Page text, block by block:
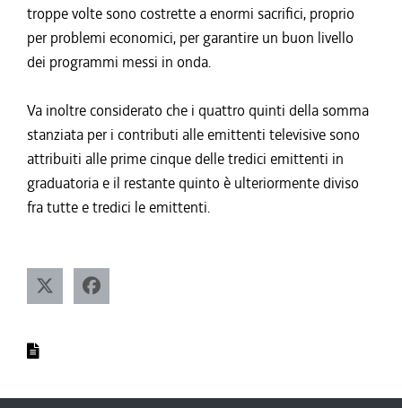
troppe volte sono costrette a enormi sacrifici, proprio
per problemi economici, per garantire un buon livello
dei programmi messi in onda.
Va inoltre considerato che i quattro quinti della somma
stanziata per i contributi alle emittenti televisive sono
attribuiti alle prime cinque delle tredici emittenti in
graduatoria e il restante quinto è ulteriormente diviso
fra tutte e tredici le emittenti.